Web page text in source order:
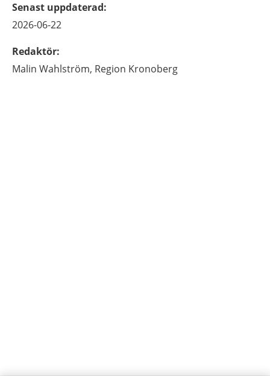
Senast uppdaterad:
2026-06-22
Redaktör:
Malin Wahlström, Region Kronoberg